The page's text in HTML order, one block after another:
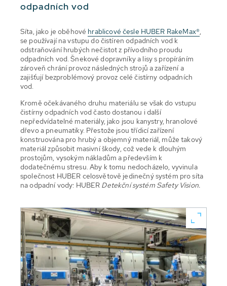
odpadních vod
Síta, jako je oběhové hrablicové česle HUBER RakeMax®,
se používají na vstupu do čistíren odpadních vod k
odstraňování hrubých nečistot z přívodního proudu
odpadních vod. Šnekové dopravníky a lisy s propíráním
zároveň chrání provoz následných strojů a zařízení a
zajišťují bezproblémový provoz celé čistírny odpadních
vod.
Kromě očekávaného druhu materiálu se však do vstupu
čistírny odpadních vod často dostanou i další
nepředvídatelné materiály, jako jsou kanystry, hranolové
dřevo a pneumatiky. Přestože jsou třídicí zařízení
konstruována pro hrubý a objemný materiál, může takový
materiál způsobit masivní škody, což vede k dlouhým
prostojům, vysokým nákladům a především k
dodatečnému stresu. Aby k tomu nedocházelo, vyvinula
společnost HUBER celosvětově jedinečný systém pro síta
na odpadní vody: HUBER Detekční systém Safety Vision.